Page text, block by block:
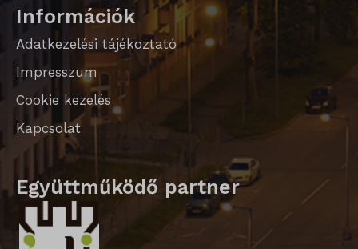
Információk
Adatkezelési tájékoztató
Impresszum
Cookie kezelés
Kapcsolat
Együttműködő partner